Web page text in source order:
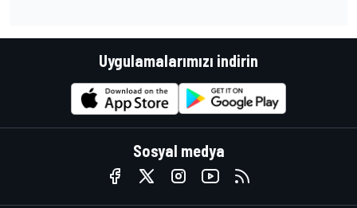
Uygulamalarımızı indirin
Sosyal medya